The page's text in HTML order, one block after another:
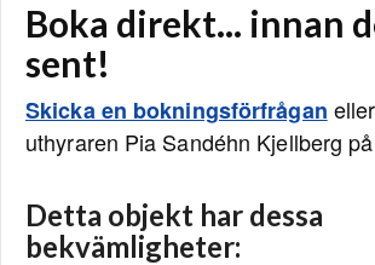
Boka direkt... innan
sent!
Skicka en bokningsförfrågan
uthyraren Pia Sandéhn Kjellberg
Detta objekt har dessa
bekvämligheter: